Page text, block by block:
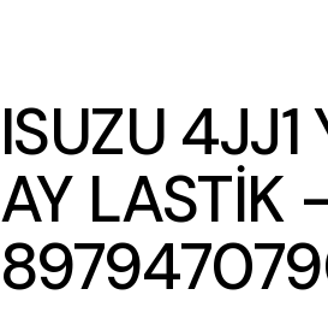
ISUZU 4JJ1
AY LASTİK